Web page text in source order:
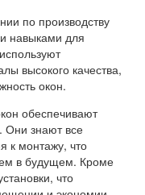
по производству
навыками для
высокого качества,
окон.
обеспечивают
Они знают все
к монтажу, что
в будущем. Кроме
что